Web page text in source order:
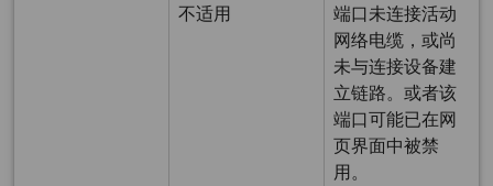
不适用
端口未连接活动
网络电缆，或尚
未与连接设备建
立链路。或者该
端口可能已在网
页界面中被禁
用。